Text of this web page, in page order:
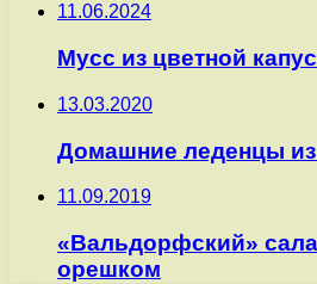
11.06.2024
Мусс из цветной
13.03.2020
Домашние леденцы из
11.09.2019
«Вальдорфский»
орешком